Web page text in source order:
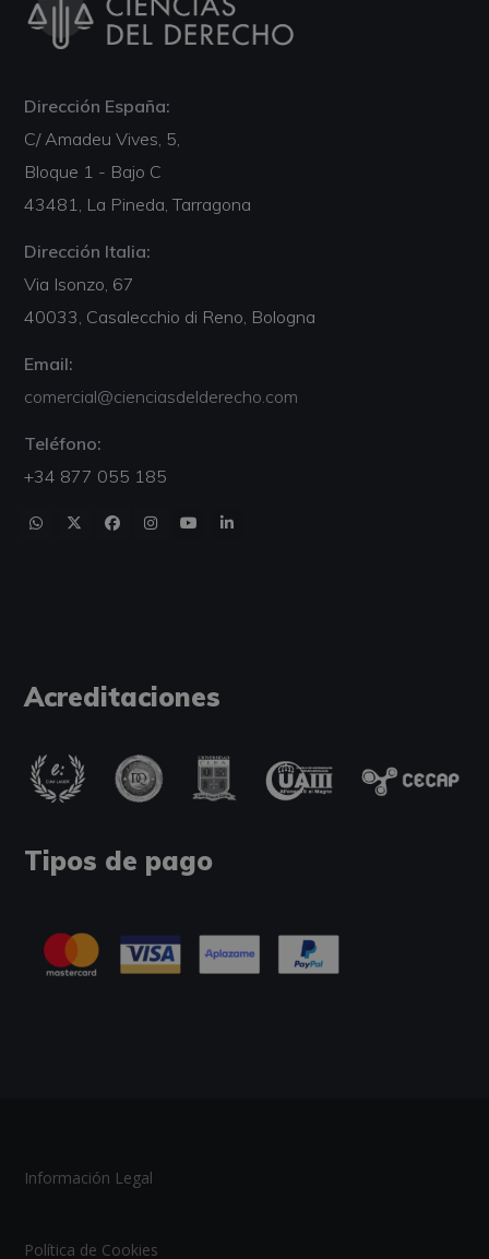
Dirección España:
C/ Amadeu Vives, 5,
Bloque 1 - Bajo C
43481, La Pineda, Tarragona
Dirección Italia:
Via Isonzo, 67
40033, Casalecchio di Reno, Bologna
Email:
comercial@cienciasdelderecho.com
Teléfono:
+34 877 055 185
Acreditaciones
Tipos de pago
Información Legal
Política de Cookies